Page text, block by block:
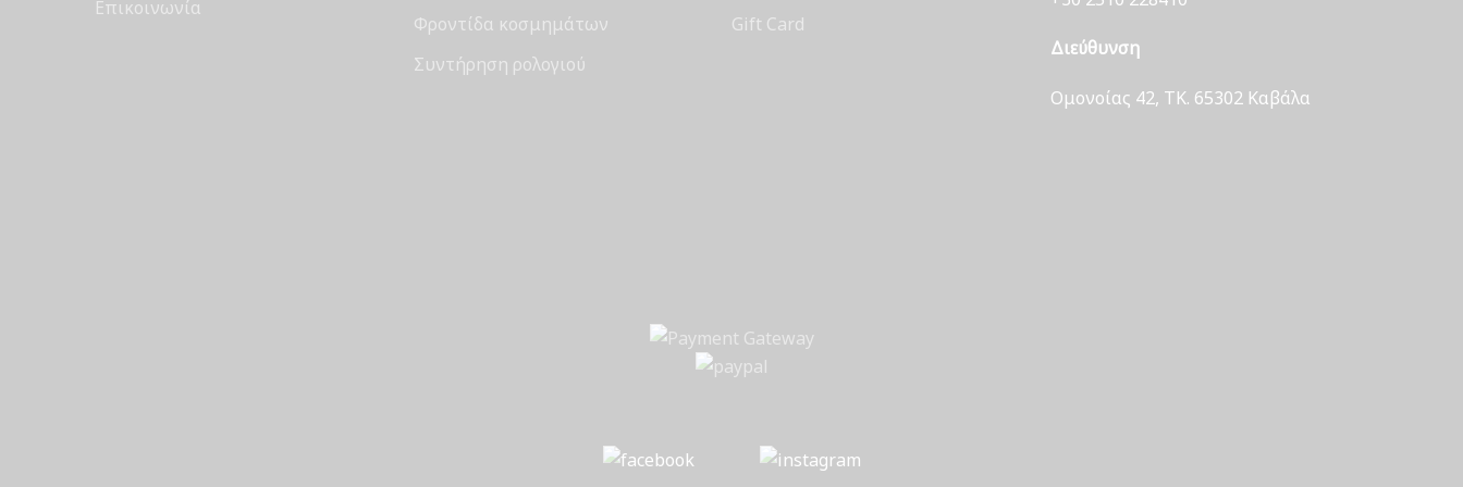
Επικοινωνία
Φροντίδα κοσμημάτων
Συντήρηση ρολογιού
Gift Card
Διεύθυνση
Ομονοίας 42, ΤΚ. 65302 Καβάλα